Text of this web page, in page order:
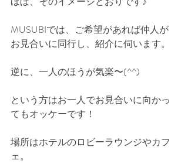
MUSUBIでは、ご希望があれば仲人が
お見合いに同行し、紹介に伺います。
逆に、一人のほうが気楽〜(^^)
という方はお一人でお見合いに向かっ
てもオッケーです！
場所はホテルのロビーラウンジやカフ
ェ。